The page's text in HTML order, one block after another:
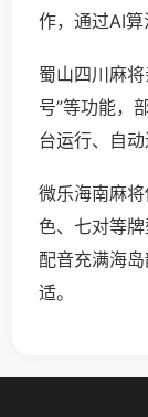
作，通过AI算
蜀山四川麻
号”等功能，
台运行、自动
微乐海南麻
色、七对等
配音充满海
适。